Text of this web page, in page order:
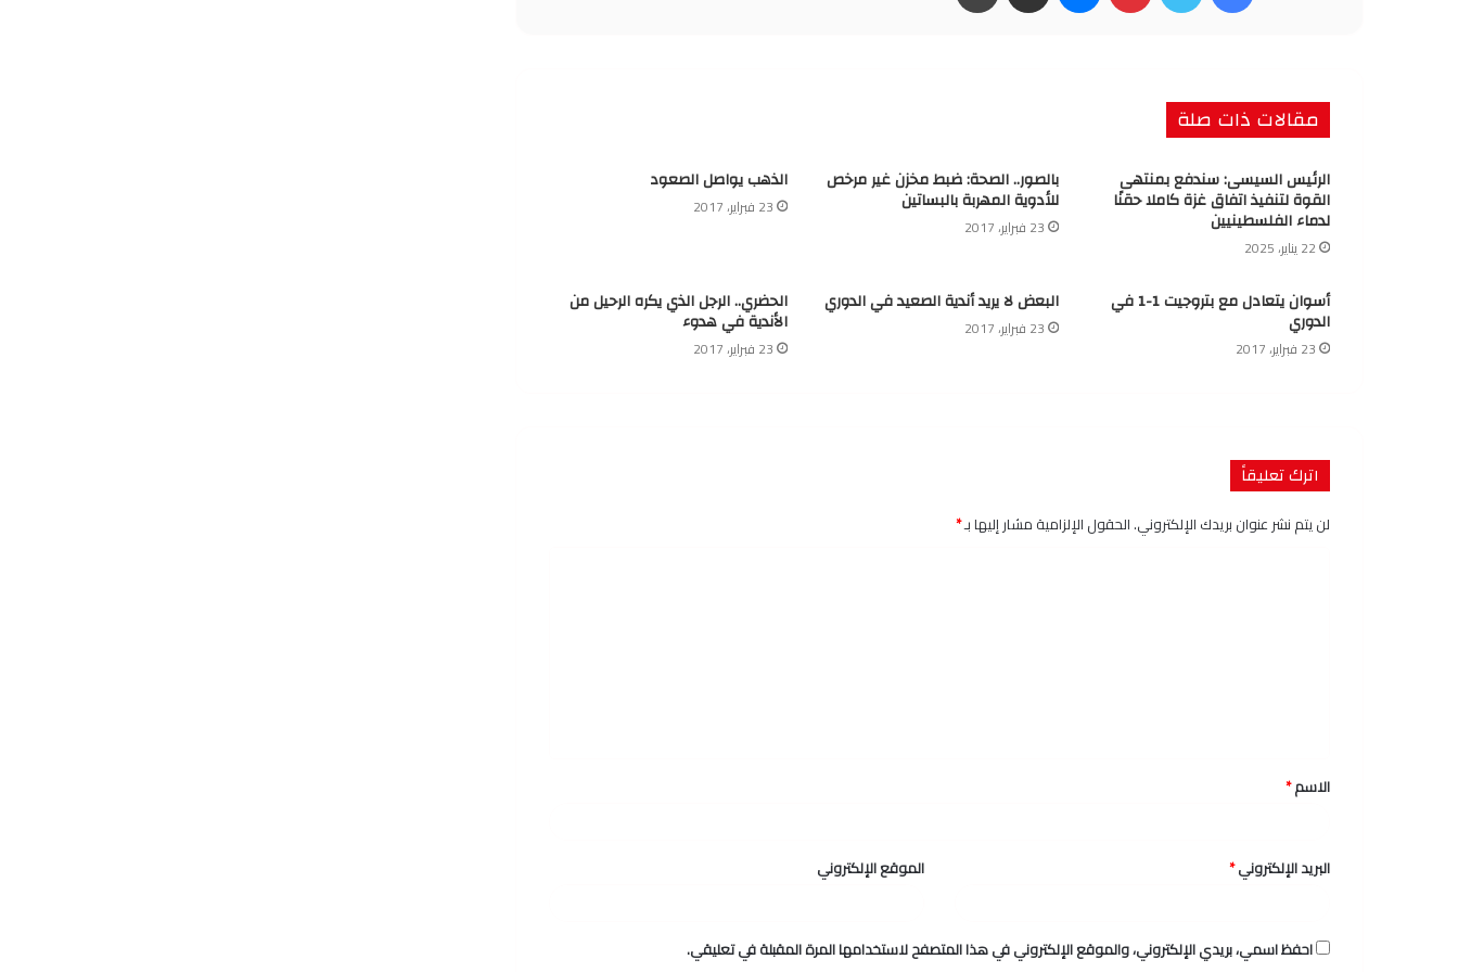
مقالات ذات صلة
الرئيس السيسى: سندفع بمنتهى
القوة لتنفيذ اتفاق غزة كاملا حقنًا
لدماء الفلسطينيين
22 يناير، 2025
بالصور.. الصحة: ضبط مخزن غير مرخص
للأدوية المهربة بالبساتين
23 فبراير، 2017
الذهب يواصل الصعود
23 فبراير، 2017
أسوان يتعادل مع بتروجيت 1-1 في
الدوري
23 فبراير، 2017
البعض لا يريد أندية الصعيد في الدوري
23 فبراير، 2017
الحضري.. الرجل الذي يكره الرحيل من
الأندية في هدوء
23 فبراير، 2017
اترك تعليقاً
لن يتم نشر عنوان بريدك الإلكتروني.الحقول الإلزامية مشار إليها بـ*
*
الاسم*
البريد الإلكتروني* الموقع الإلكتروني
احفظ اسمي، بريدي الإلكتروني، والموقع الإلكتروني في هذا المتصفح لاستخدامها المرة المقبلة في تعليقي.